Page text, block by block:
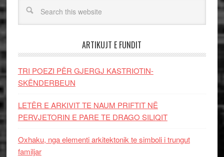
ARTIKUJT E FUNDIT
TRI POEZI PËR GJERGJ KASTRIOTIN-
SKËNDERBEUN
LETËR E ARKIVIT TE NAUM PRIFTIT NË
PERVJETORIN E PARE TE DRAGO SILIQIT
Oxhaku, nga elementi arkitektonik te simboli i trungut
familjar